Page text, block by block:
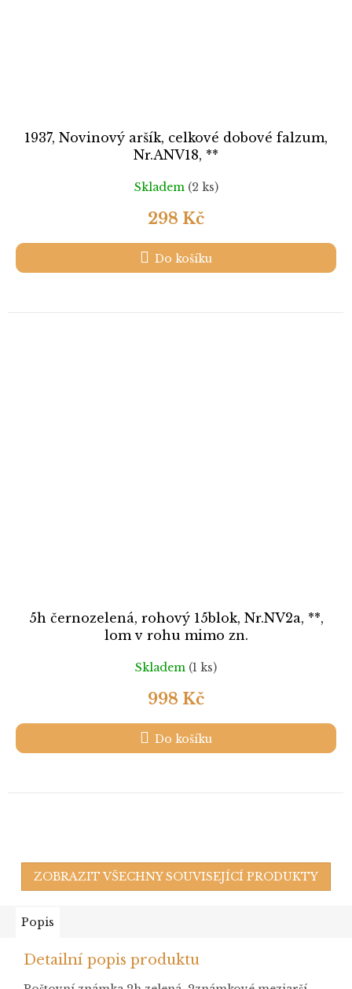
1937, Novinový aršík, celkové dobové falzum,
Nr.ANV18, **
Skladem (2 ks)
298 Kč
Do košíku
5h černozelená, rohový 15blok, Nr.NV2a, **,
lom v rohu mimo zn.
Skladem (1 ks)
998 Kč
Do košíku
ZOBRAZIT VŠECHNY SOUVISEJÍCÍ PRODUKTY
Popis
Detailní popis produktu